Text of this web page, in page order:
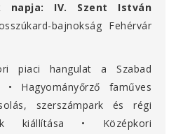
napja: IV. Szent István
bajnokság Fehérvár
piaci hangulat a Szabad
• Hagyományőrző faműves
szerszámpark és régi
kiállítása • Középkori